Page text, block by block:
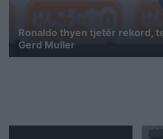
Ronaldo thyen tjetër rekord,
Gerd Muller